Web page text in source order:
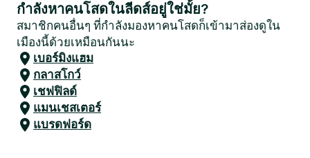
กำลังหาคนโสดในลีดส์อยู่ใช่มั้ย?
สมาชิกคนอื่นๆ ที่กำลังมองหาคนโสดก็เข้ามาส่องดูใน
เมืองนี้ด้วยเหมือนกันนะ
เบอร์มิงแฮม
กลาสโกว์
เชฟฟิลด์
แมนเชสเตอร์
แบรดฟอร์ด